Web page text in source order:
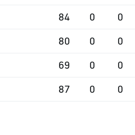
84 0 0
80 0 0
69 0 0
87 0 0